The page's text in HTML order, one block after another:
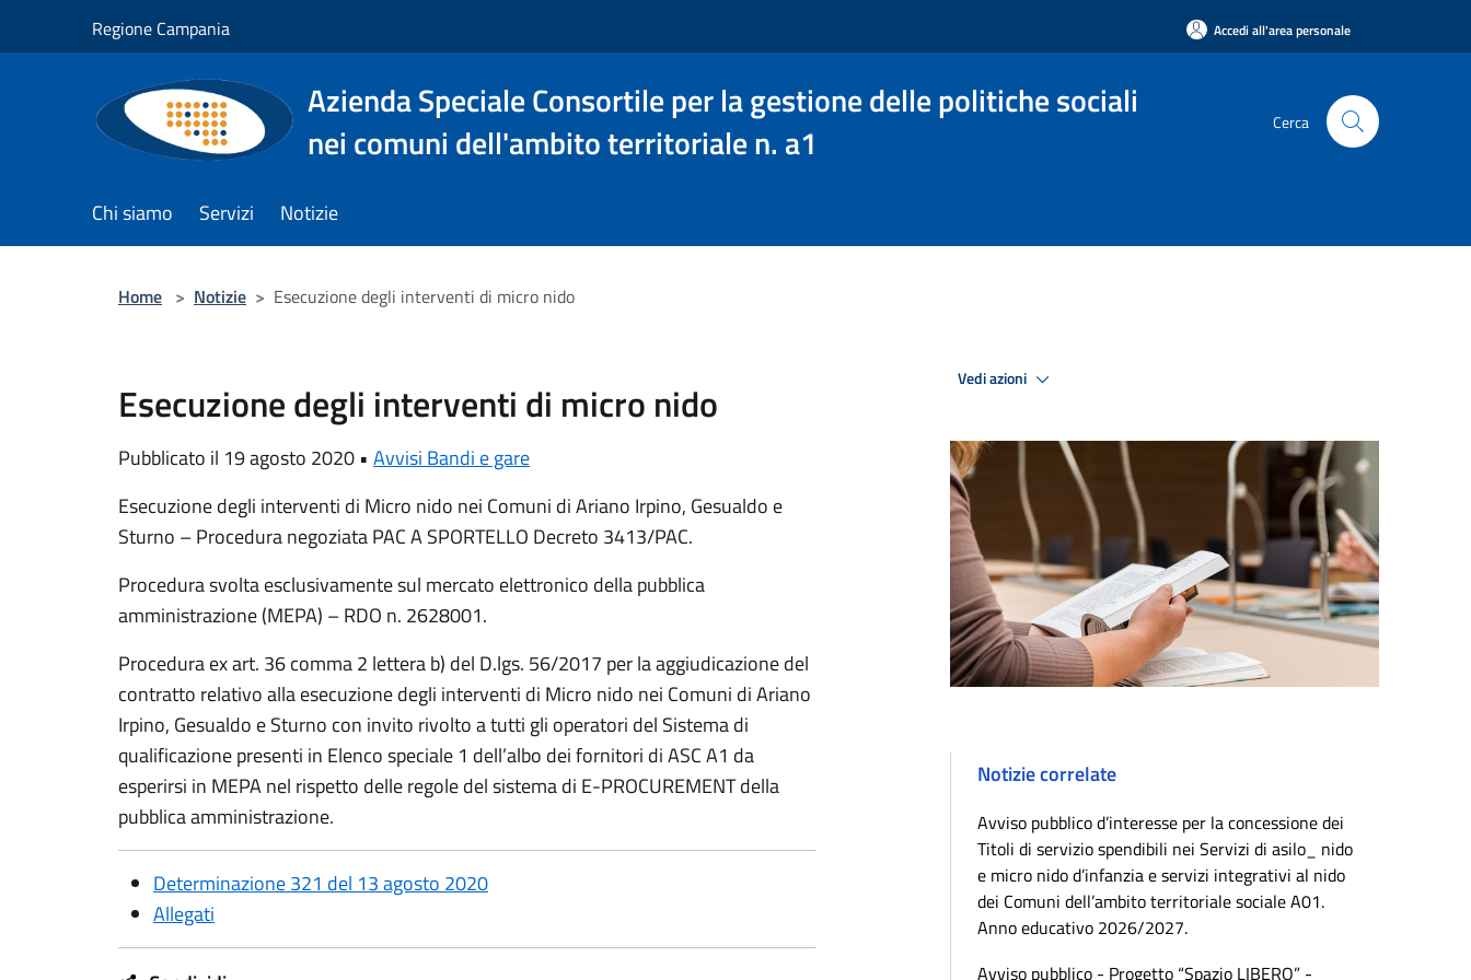
Regione Campania Accedi all'area personale
Azienda Speciale Consortile per la gestione delle politiche sociali
nei comuni dell'ambito territoriale n. a1
Cerca
Chi siamo Servizi Notizie
Home > Notizie > Esecuzione degli interventi di micro nido
Esecuzione degli interventi di micro nido
Pubblicato il 19 agosto 2020 • Avvisi Bandi e gare
Esecuzione degli interventi di Micro nido nei Comuni di Ariano Irpino, Gesualdo e
Sturno – Procedura negoziata PAC A SPORTELLO Decreto 3413/PAC.
Procedura svolta esclusivamente sul mercato elettronico della pubblica
amministrazione (MEPA) – RDO n. 2628001.
Procedura ex art. 36 comma 2 lettera b) del D.lgs. 56/2017 per la aggiudicazione del
contratto relativo alla esecuzione degli interventi di Micro nido nei Comuni di Ariano
Irpino, Gesualdo e Sturno con invito rivolto a tutti gli operatori del Sistema di
qualificazione presenti in Elenco speciale 1 dell’albo dei fornitori di ASC A1 da
esperirsi in MEPA nel rispetto delle regole del sistema di E-PROCUREMENT della
pubblica amministrazione.
Determinazione 321 del 13 agosto 2020
Allegati
Vedi azioni
Notizie correlate
Avviso pubblico d’interesse per la concessione dei
Titoli di servizio spendibili nei Servizi di asilo_ nido
e micro nido d’infanzia e servizi integrativi al nido
dei Comuni dell’ambito territoriale sociale A01.
Anno educativo 2026/2027.
Avviso pubblico - Progetto “Spazio LIBERO” -